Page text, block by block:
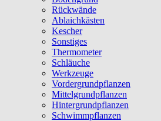
Rückwände
Ablaichkästen
Kescher
Sonstiges
Thermometer
Schläuche
Werkzeuge
Vordergrundpflanzen
Mittelgrundpflanzen
Hintergrundpflanzen
Schwimmpflanzen